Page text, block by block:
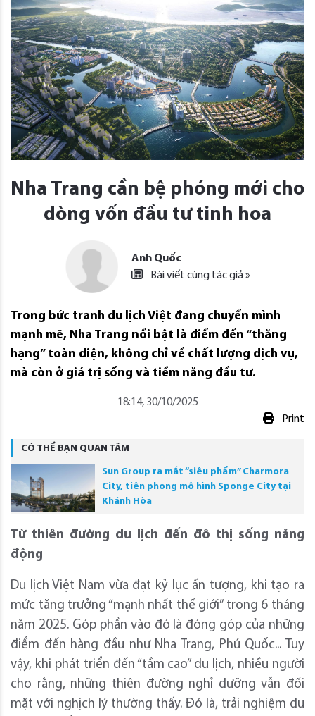
Nha Trang cần bệ phóng mới cho
dòng vốn đầu tư tinh hoa
Anh Quốc
Bài viết cùng tác giả »
Trong bức tranh du lịch Việt đang chuyển mình
mạnh mẽ, Nha Trang nổi bật là điểm đến “thăng
hạng” toàn diện, không chỉ về chất lượng dịch vụ,
mà còn ở giá trị sống và tiềm năng đầu tư.
18:14, 30/10/2025
Print
CÓ THỂ BẠN QUAN TÂM
Sun Group ra mắt “siêu phẩm” Charmora
City, tiên phong mô hình Sponge City tại
Khánh Hòa
Từ thiên đường du lịch đến đô thị sống năng
động
Du lịch Việt Nam vừa đạt kỷ lục ấn tượng, khi tạo ra
mức tăng trưởng “mạnh nhất thế giới” trong 6 tháng
năm 2025. Góp phần vào đó là đóng góp của những
điểm đến hàng đầu như Nha Trang, Phú Quốc... Tuy
vậy, khi phát triển đến “tầm cao” du lịch, nhiều người
cho rằng, những thiên đường nghỉ dưỡng vẫn đối
mặt với nghịch lý thường thấy. Đó là, trải nghiệm du